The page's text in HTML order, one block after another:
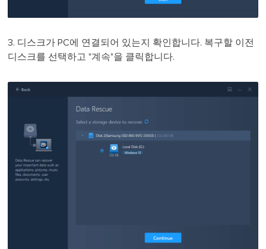
3. 디스크가 PC에 연결되어 있는지 확인합니다. 복구할 이전
디스크를 선택하고 "계속"을 클릭합니다.